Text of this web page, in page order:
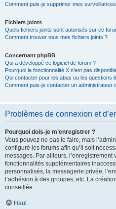
Comment puis-je supprimer mes
Fichiers joints
Quels fichiers joints sont autorisés sur ce
Comment trouver tous mes fichiers joints ?
Concernant phpBB
Qui a développé ce logiciel de forum ?
Pourquoi la fonctionnalité X n’est pas
Qui contacter pour les abus ou les questions
Comment puis-je contacter un administrateur
Problèmes de connexion et
Pourquoi dois-je m’enregistrer ?
Vous pouvez ne pas le faire, mais
configuré les forums afin qu’il soit
messages. Par ailleurs, l’enregistrement
fonctionnalités supplémentaires
personnalisés, la messagerie privée,
l’adhésion à des groupes, etc. La
conseillée.
Haut